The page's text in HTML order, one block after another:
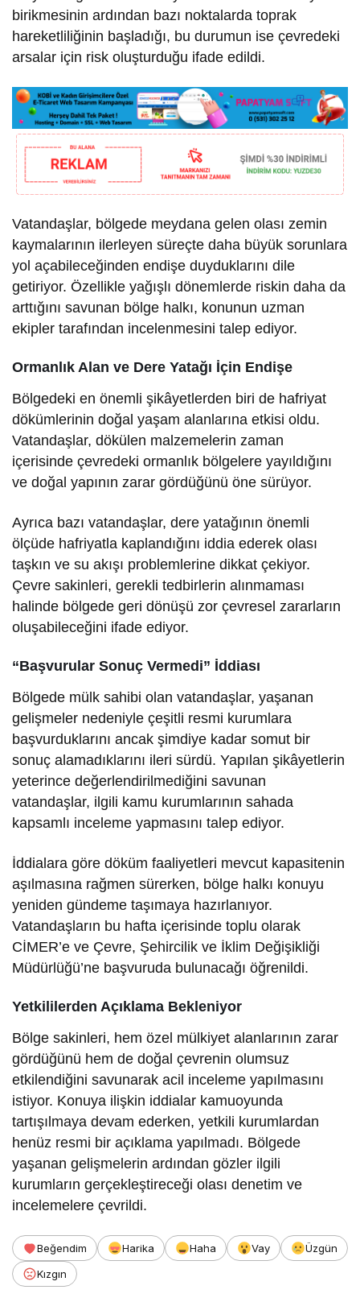
birikmesinin ardından bazı noktalarda toprak
hareketliliğinin başladığı, bu durumun ise çevredeki
arsalar için risk oluşturduğu ifade edildi.
Vatandaşlar, bölgede meydana gelen olası zemin
kaymalarının ilerleyen süreçte daha büyük sorunlara
yol açabileceğinden endişe duyduklarını dile
getiriyor. Özellikle yağışlı dönemlerde riskin daha da
arttığını savunan bölge halkı, konunun uzman
ekipler tarafından incelenmesini talep ediyor.
Ormanlık Alan ve Dere Yatağı İçin Endişe
Bölgedeki en önemli şikâyetlerden biri de hafriyat
dökümlerinin doğal yaşam alanlarına etkisi oldu.
Vatandaşlar, dökülen malzemelerin zaman
içerisinde çevredeki ormanlık bölgelere yayıldığını
ve doğal yapının zarar gördüğünü öne sürüyor.
Ayrıca bazı vatandaşlar, dere yatağının önemli
ölçüde hafriyatla kaplandığını iddia ederek olası
taşkın ve su akışı problemlerine dikkat çekiyor.
Çevre sakinleri, gerekli tedbirlerin alınmaması
halinde bölgede geri dönüşü zor çevresel zararların
oluşabileceğini ifade ediyor.
“Başvurular Sonuç Vermedi” İddiası
Bölgede mülk sahibi olan vatandaşlar, yaşanan
gelişmeler nedeniyle çeşitli resmi kurumlara
başvurduklarını ancak şimdiye kadar somut bir
sonuç alamadıklarını ileri sürdü. Yapılan şikâyetlerin
yeterince değerlendirilmediğini savunan
vatandaşlar, ilgili kamu kurumlarının sahada
kapsamlı inceleme yapmasını talep ediyor.
İddialara göre döküm faaliyetleri mevcut kapasitenin
aşılmasına rağmen sürerken, bölge halkı konuyu
yeniden gündeme taşımaya hazırlanıyor.
Vatandaşların bu hafta içerisinde toplu olarak
CİMER’e ve Çevre, Şehircilik ve İklim Değişikliği
Müdürlüğü’ne başvuruda bulunacağı öğrenildi.
Yetkililerden Açıklama Bekleniyor
Bölge sakinleri, hem özel mülkiyet alanlarının zarar
gördüğünü hem de doğal çevrenin olumsuz
etkilendiğini savunarak acil inceleme yapılmasını
istiyor. Konuya ilişkin iddialar kamuoyunda
tartışılmaya devam ederken, yetkili kurumlardan
henüz resmi bir açıklama yapılmadı. Bölgede
yaşanan gelişmelerin ardından gözler ilgili
kurumların gerçekleştireceği olası denetim ve
incelemelere çevrildi.
Beğendim Harika Haha Vay
Üzgün
Kızgın